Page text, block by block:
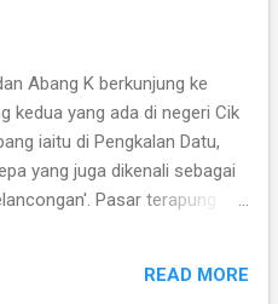
paling sedap. Tapi abang tak
sangat sebab Gulai Masak
dia tu tak la pedas sangat,
menyesuaikan masakan
orang Kelantan. So kalau
makan pedas tu, korang
dan rasa sendiri masakan
Abang K berkunjung ke
kedua yang ada di negeri Cik
iaitu di Pengkalan Datu,
yang juga dikenali sebagai
Pasar terapung
iaitu Kota Bharu. Iaitu hanya
READ MORE